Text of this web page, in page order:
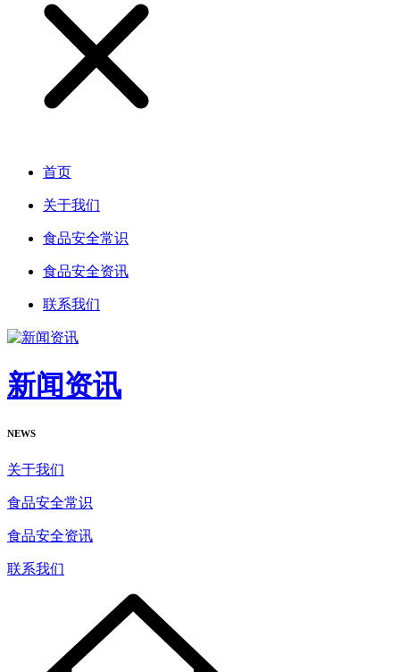
首页
关于我们
食品安全常识
食品安全资讯
联系我们
新闻资讯
NEWS
关于我们
食品安全常识
食品安全资讯
联系我们